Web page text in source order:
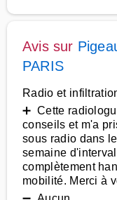
Avis sur
PARIS
Radio et
➕ Cette
conseils et m'a
sous radio dans
semaine
complètement
mobilité. Merci à